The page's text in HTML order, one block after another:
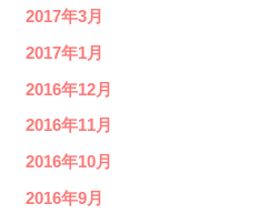
2017年3月
2017年1月
2016年12月
2016年11月
2016年10月
2016年9月